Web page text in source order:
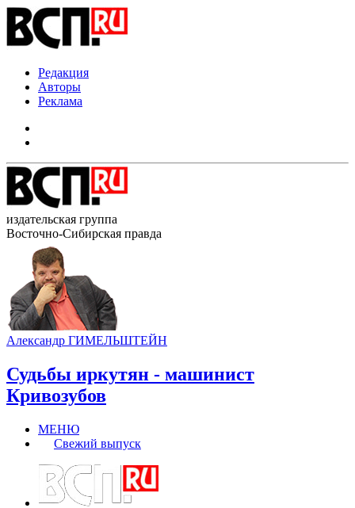
Редакция
Авторы
Реклама
издательская группа
Восточно-Сибирская правда
Александр ГИМЕЛЬШТЕЙН
Судьбы иркутян - машинист
Кривозубов
МЕНЮ
Свежий выпуск